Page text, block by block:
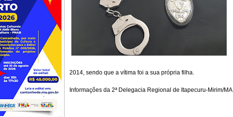
2014, sendo que a vítima foi a sua própria filha.
Informações da 2ª Delegacia Regional de Itapecuru-Mirim/MA